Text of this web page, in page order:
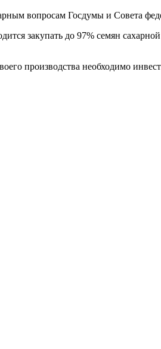
вопросам Госдумы и Совета
закупать до 97% семян
производства необходимо